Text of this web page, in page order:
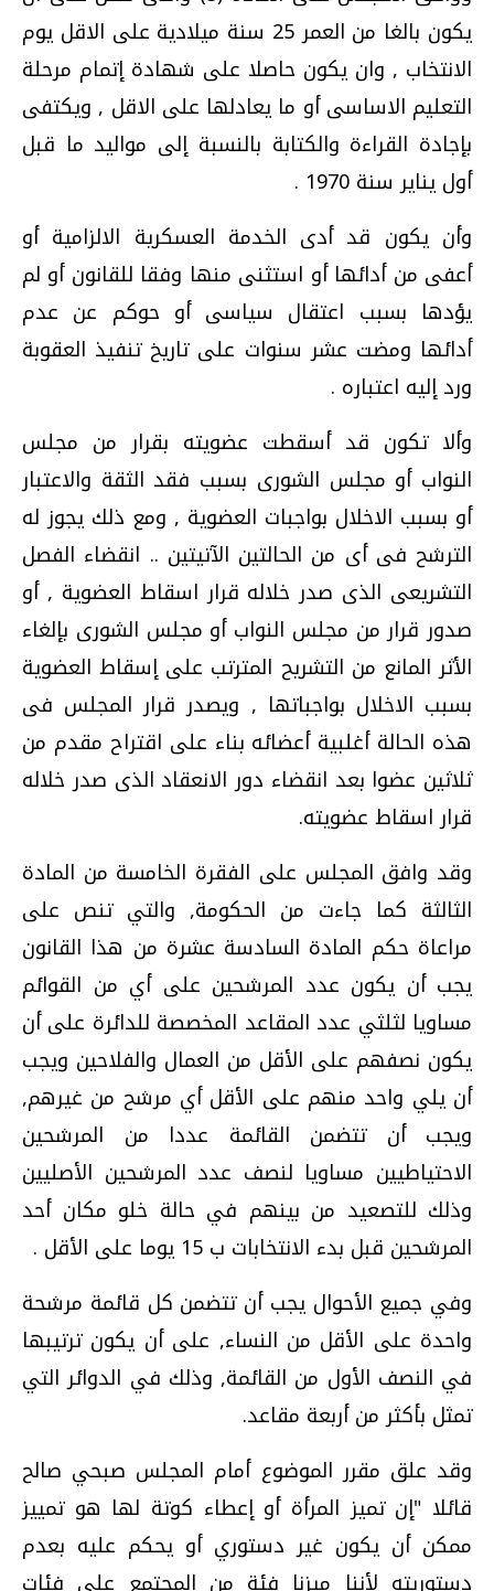
يكون بالغا من العمر 25 سنة ميلادية على الاقل يوم
الانتخاب , وان يكون حاصلا على شهادة إتمام مرحلة
التعليم الاساسى أو ما يعادلها على الاقل , ويكتفى
بإجادة القراءة والكتابة بالنسبة إلى مواليد ما قبل
أول يناير سنة 1970 .
وأن يكون قد أدى الخدمة العسكرية الالزامية أو
أعفى من أدائها أو استثنى منها وفقا للقانون أو لم
يؤدها بسبب اعتقال سياسى أو حوكم عن عدم
أدائها ومضت عشر سنوات على تاريخ تنفيذ العقوبة
ورد إليه اعتباره .
وألا تكون قد أسقطت عضويته بقرار من مجلس
النواب أو مجلس الشورى بسبب فقد الثقة والاعتبار
أو بسبب الاخلال بواجبات العضوية , ومع ذلك يجوز له
الترشح فى أى من الحالتين الآتيتين .. انقضاء الفصل
التشريعى الذى صدر خلاله قرار اسقاط العضوية , أو
صدور قرار من مجلس النواب أو مجلس الشورى بإلغاء
الأثر المانع من التشريح المترتب على إسقاط العضوية
بسبب الاخلال بواجباتها , ويصدر قرار المجلس فى
هذه الحالة أغلبية أعضائه بناء على اقتراح مقدم من
ثلاثين عضوا بعد انقضاء دور الانعقاد الذى صدر خلاله
قرار اسقاط عضويته.
وقد وافق المجلس على الفقرة الخامسة من المادة
الثالثة كما جاءت من الحكومة, والتي تنص على
مراعاة حكم المادة السادسة عشرة من هذا القانون
يجب أن يكون عدد المرشحين على أي من القوائم
مساويا لثلثي عدد المقاعد المخصصة للدائرة على أن
يكون نصفهم على الأقل من العمال والفلاحين ويجب
أن يلي واحد منهم على الأقل أي مرشح من غيرهم,
ويجب أن تتضمن القائمة عددا من المرشحين
الاحتياطيين مساويا لنصف عدد المرشحين الأصليين
وذلك للتصعيد من بينهم في حالة خلو مكان أحد
المرشحين قبل بدء الانتخابات ب 15 يوما على الأقل .
وفي جميع الأحوال يجب أن تتضمن كل قائمة مرشحة
واحدة على الأقل من النساء, على أن يكون ترتيبها
في النصف الأول من القائمة, وذلك في الدوائر التي
تمثل بأكثر من أربعة مقاعد.
وقد علق مقرر الموضوع أمام المجلس صبحي صالح
قائلا "إن تميز المرأة أو إعطاء كوتة لها هو تمييز
ممكن أن يكون غير دستوري أو يحكم عليه بعدم
دستوريته لأننا ميزنا فئة من المجتمع على فئات